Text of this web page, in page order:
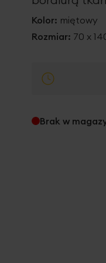
Kolor: miętowy
Rozmiar: 70 x
Brak w